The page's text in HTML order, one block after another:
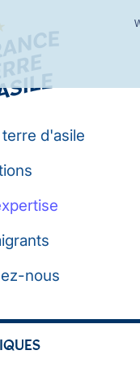
d'asile
nous